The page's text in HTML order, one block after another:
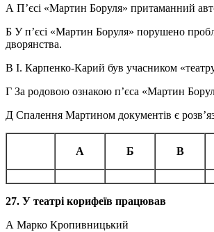
А П’єсі «Мартин Боруля» притаманний
Б У п’єсі «Мартин Боруля» порушено
дворянства.
В І. Карпенко-Карий був учасником
Г За родовою ознакою п’єса «Мартин
Д Спалення Мартином документів є
А Б В
27. У театрі корифеїв працював
А Марко Кропивницький